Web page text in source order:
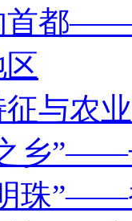
首都
与农业
乡”——
珠”——